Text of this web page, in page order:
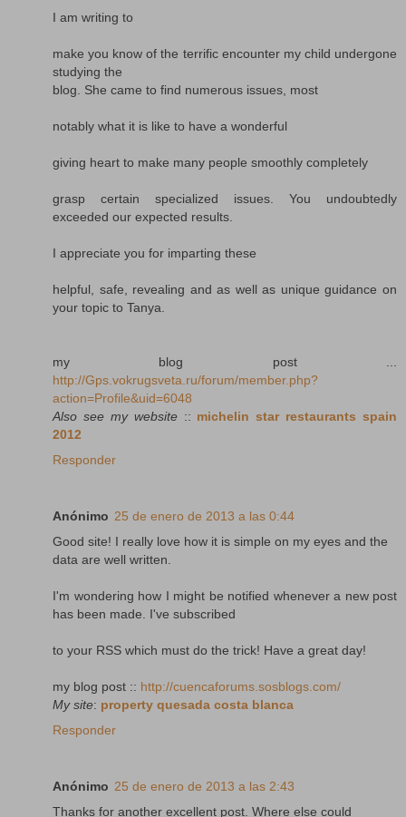
I am writing to
make you know of the terrific encounter my child undergone
studying the
blog. She came to find numerous issues, most
notably what it is like to have a wonderful
giving heart to make many people smoothly completely
grasp certain specialized issues. You undoubtedly
exceeded our expected results.
I appreciate you for imparting these
helpful, safe, revealing and as well as unique guidance on
your topic to Tanya.
my blog post ...
http://Gps.vokrugsveta.ru/forum/member.php?
action=Profile&uid=6048
Also see my website:: michelin star restaurants spain
2012
Responder
Anónimo 25 de enero de 2013 a las 0:44
Good site! I really love how it is simple on my eyes and the
data are well written.
I'm wondering how I might be notified whenever a new post
has been made. I've subscribed
to your RSS which must do the trick! Have a great day!
my blog post :: http://cuencaforums.sosblogs.com/
My site: property quesada costa blanca
Responder
Anónimo 25 de enero de 2013 a las 2:43
Thanks for another excellent post. Where else could